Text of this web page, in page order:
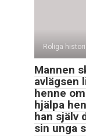
Roliga
Mannen
avlägsen
henne
hjälpa
han själv
sin unga